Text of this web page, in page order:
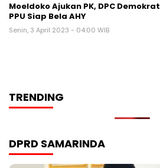
Moeldoko Ajukan PK, DPC Demokrat
PPU Siap Bela AHY
Senin, 3 April 2023 - 04:00 WIB
TRENDING
DPRD SAMARINDA